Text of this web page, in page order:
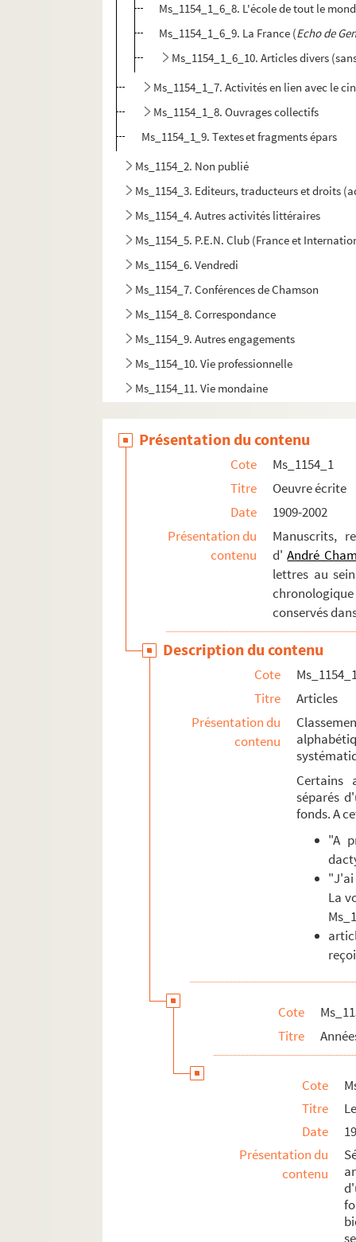
Ms_1154_1_6_8. L'école de tout le
Ms_1154_1_6_9. La France (Echo de
Ms_1154_1_6_10. Articles divers
Ms_1154_1_7. Activités en lien avec le
Ms_1154_1_8. Ouvrages collectifs
Ms_1154_1_9. Textes et fragments épars
Ms_1154_2. Non publié
Ms_1154_3. Editeurs, traducteurs et droits
Ms_1154_4. Autres activités littéraires
Ms_1154_5. P.E.N. Club (France et
Ms_1154_6. Vendredi
Ms_1154_7. Conférences de Chamson
Ms_1154_8. Correspondance
Ms_1154_9. Autres engagements
Ms_1154_10. Vie professionnelle
Ms_1154_11. Vie mondaine
Ms_1154_13. Papiers personnels
Ms_1154_14. Articles de presse sur
Ms_1154_15. Littérature grise sur Chamson
Ms_1154_16. Dossier iconographique
Ms_1154_17. Oeuvres originales/graphiques
Ms_1154_18. Documents de Frédérique
Présentation du contenu
Cote
Ms_1154_1
Titre
Oeuvre écrite
Date
1909-2002
Présentation du
contenu
Manuscrits,
d' André
lettres au
conservés
Description du contenu
Cote
Titre
Articles
Présentation du
contenu
Certains
séparés
fonds. A
"A
"J'ai
La
Cote
Titre
Cote
Titre
Date
Présentation du
contenu